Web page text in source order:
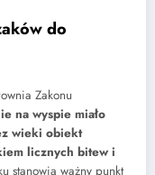
do
Zakonu
na wyspie miało
wieki obiekt
licznych bitew i
stanowią ważny punkt